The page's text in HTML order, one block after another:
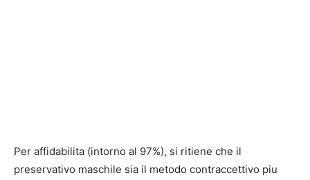
Per affidabilita (intorno al 97%), si ritiene che il
preservativo maschile sia il metodo contraccettivo piu